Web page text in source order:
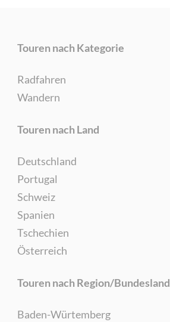
Touren nach Kategorie
Radfahren
Wandern
Touren nach Land
Deutschland
Portugal
Schweiz
Spanien
Tschechien
Österreich
Touren nach Region/Bundesland
Baden-Würtemberg